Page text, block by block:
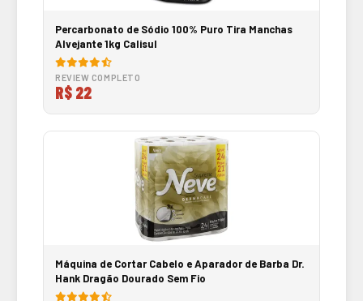
Percarbonato de Sódio 100% Puro Tira Manchas
Alvejante 1kg Calisul
REVIEW COMPLETO
R$ 22
Máquina de Cortar Cabelo e Aparador de Barba Dr.
Hank Dragão Dourado Sem Fio